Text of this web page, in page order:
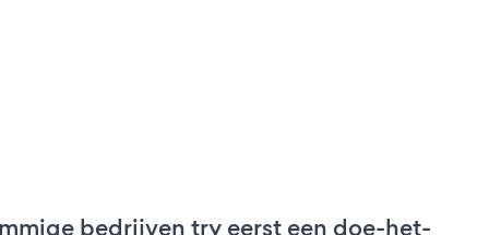
bedrijven try eerst een doe-het-